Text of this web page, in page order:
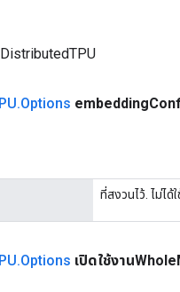
.Options embedding
ที่สงวนไว้. ไม่ได้ใ
.Options เปิดใช้งานWhole